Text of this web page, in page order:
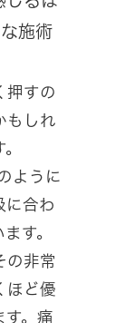
施術
押すの
もしれ
ように
に合わ
す。
の非常
ほど優
す。痛